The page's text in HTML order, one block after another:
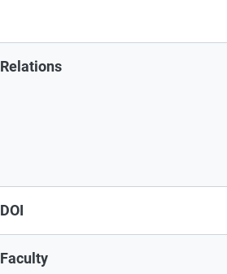
Relations
DOI
Faculty